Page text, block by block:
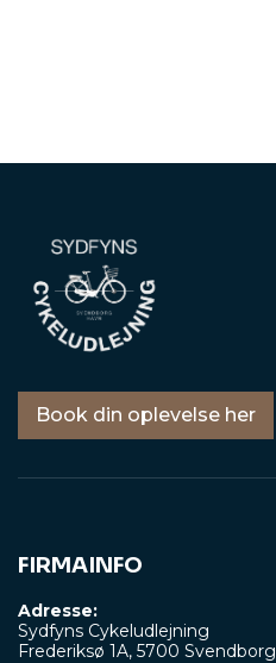
Book din oplevelse her
FIRMAINFO
Adresse:
Sydfyns Cykeludlejning
Frederiksø 1A, 5700 Svendborg